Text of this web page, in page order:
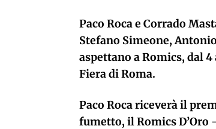
Paco Roca e Corrado
Stefano Simeone,
aspettano aRomics, dal 4
Fiera di Roma.
Paco Rocariceverà il
fumetto, il Romics D’Oro